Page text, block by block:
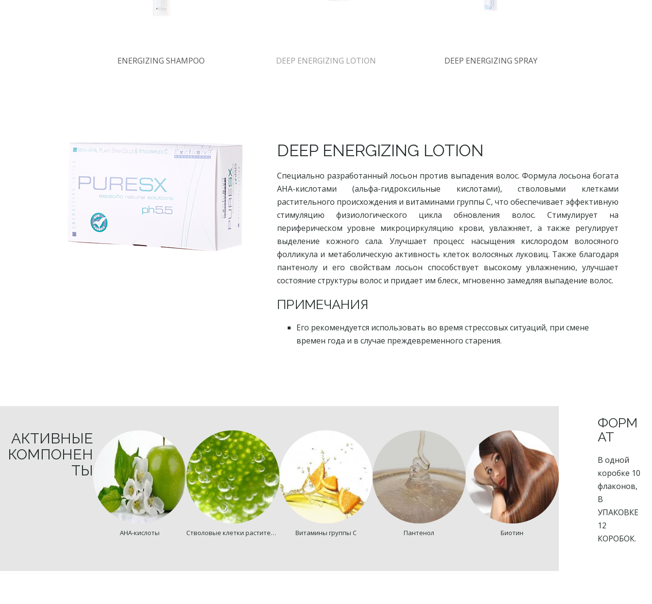
ENERGIZING SHAMPOO DEEP ENERGIZING LOTION DEEP ENERGIZING SPRAY
DEEP ENERGIZING LOTION
Специально разработанный лосьон против выпадения волос. Формула лосьона богата
AHA-кислотами (альфа-гидроксильные кислотами), стволовыми клетками
растительного происхождения и витаминами группы С, что обеспечивает эффективную
стимуляцию физиологического цикла обновления волос. Стимулирует на
периферическом уровне микроциркуляцию крови, увлажняет, а также регулирует
выделение кожного сала. Улучшает процесс насыщения кислородом волосяного
фолликула и метаболическую активность клеток волосяных луковиц. Также благодаря
пантенолу и его свойствам лосьон способствует высокому увлажнению, улучшает
состояние структуры волос и придает им блеск, мгновенно замедляя выпадение волос.
ПРИМЕЧАНИЯ
Его рекомендуется использовать во время стрессовых ситуаций, при смене
времен года и в случае преждевременного старения.
АКТИВНЫЕ
КОМПОНЕН
ТЫ
AHA-кислоты Стволовые клетки растительного происхождения Витамины группы С Пантенол Биотин
ФОРМ
АТ
В одной
коробке 10
флаконов,
В
УПАКОВКЕ
12
КОРОБОК.